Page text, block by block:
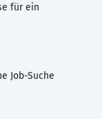
für ein
Job-Suche